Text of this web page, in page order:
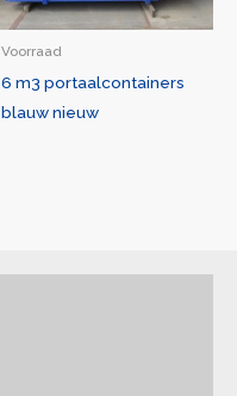
Voorraad
6 m3 portaalcontainers
blauw nieuw